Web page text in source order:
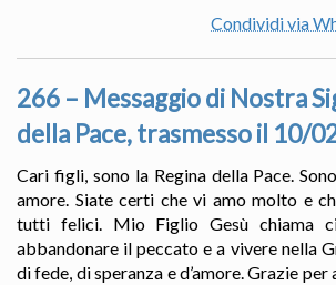
Condividi via
266 – Messaggio di Nostra
della Pace, trasmesso il 10/
Cari figli, sono la Regina della Pace.
amore. Siate certi che vi amo molto e
tutti felici. Mio Figlio Gesù chiama
abbandonare il peccato e a vivere nella
di fede, di speranza e d’amore. Grazie